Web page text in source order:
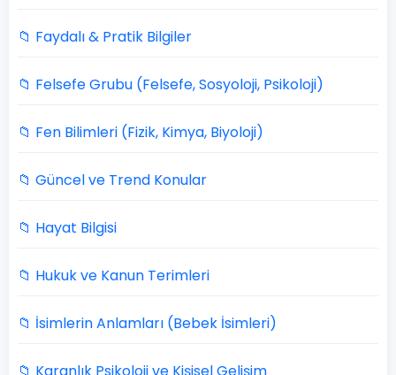
📁 Faydalı & Pratik Bilgiler
📁 Felsefe Grubu (Felsefe, Sosyoloji, Psikoloji)
📁 Fen Bilimleri (Fizik, Kimya, Biyoloji)
📁 Güncel ve Trend Konular
📁 Hayat Bilgisi
📁 Hukuk ve Kanun Terimleri
📁 İsimlerin Anlamları (Bebek İsimleri)